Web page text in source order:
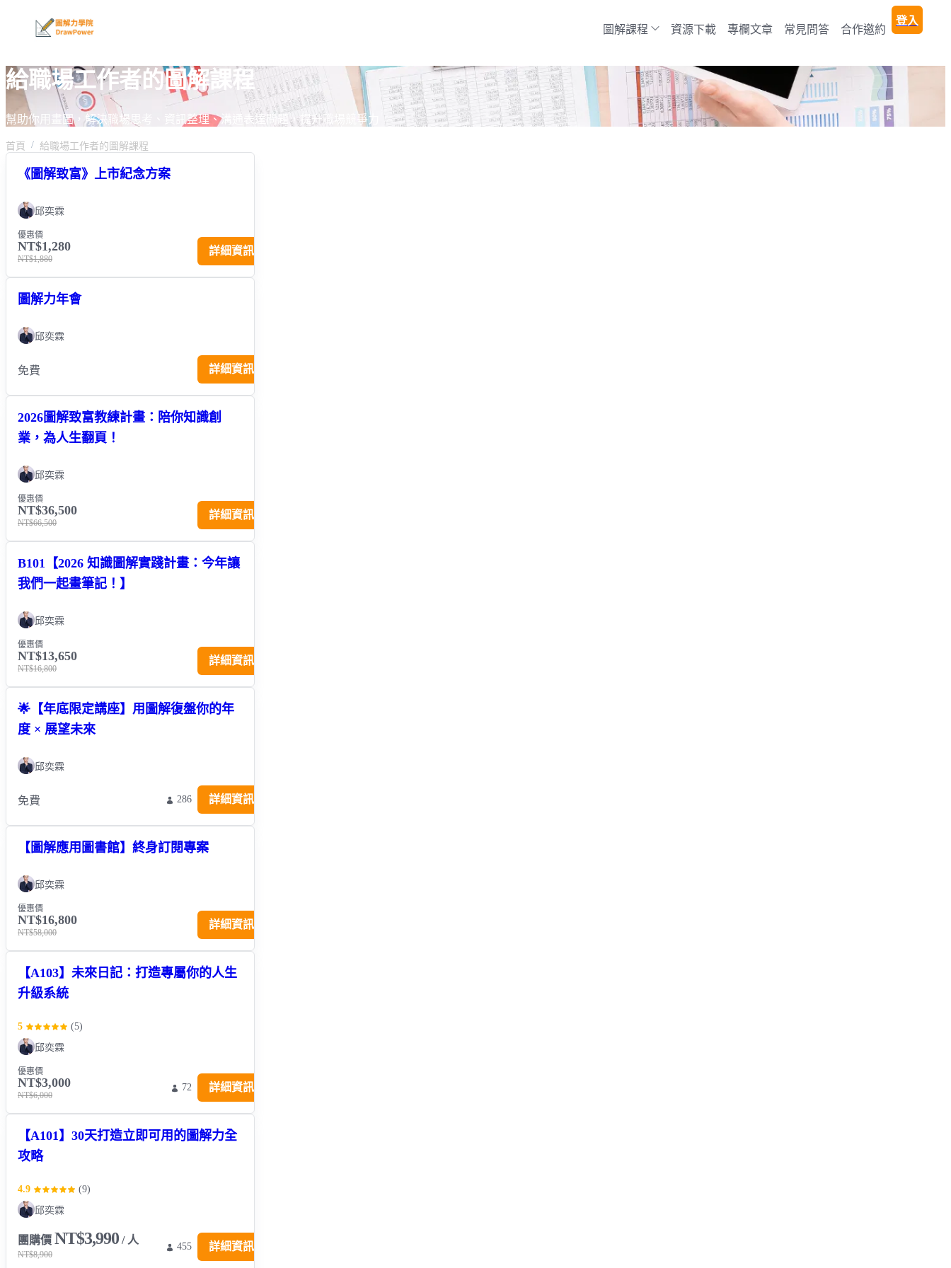
圖解課程 資源下載 專欄文章 常見問答 合作邀約
登入
給職場工作者的圖解課程
幫助你用畫圖，解決職場思考、資訊整理、溝通表達問題，提升職場競爭力
首頁 給職場工作者的圖解課程
《圖解致富》上市紀念方案
邱奕霖
優惠價
NT$1,280
NT$1,880
詳細資訊
圖解力年會
邱奕霖
免費 詳細資訊
2026圖解致富教練計畫：陪你知識創
業，為人生翻頁！
邱奕霖
優惠價
NT$36,500
NT$66,500
詳細資訊
B101【2026 知識圖解實踐計畫：今年讓
我們一起畫筆記！】
邱奕霖
優惠價
NT$13,650
NT$16,800
詳細資訊
🌟【年底限定講座】用圖解復盤你的年
度 × 展望未來
邱奕霖
免費 286 詳細資訊
【圖解應用圖書館】終身訂閱專案
邱奕霖
優惠價
NT$16,800
NT$58,000
詳細資訊
【A103】未來日記：打造專屬你的人生
升級系統
5 (5)
邱奕霖
優惠價
NT$3,000
NT$6,000
72 詳細資訊
【A101】30天打造立即可用的圖解力全
攻略
4.9 (9)
邱奕霖
團購價 NT$3,990 / 人
NT$8,900
455 詳細資訊